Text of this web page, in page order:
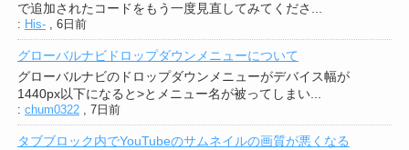
で追加されたコードをもう一度見直してみてくださ...
: His-, 6日前
グローバルナビドロップダウンメニューについて
グローバルナビのドロップダウンメニューがデバイス幅が
1440px以下になると>とメニュー名が被ってしまい...
: chum0322, 7日前
タブブロック内でYouTubeのサムネイルの画質が悪くなる